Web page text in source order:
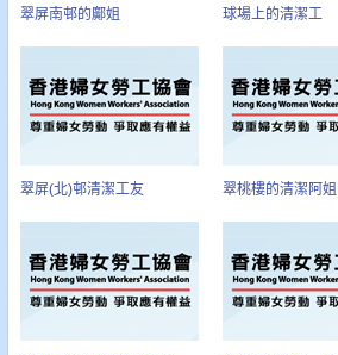
翠屏南邨的鄺姐 球場上的清潔工
翠屏(北)邨清潔工友 翠桃樓的清潔阿姐